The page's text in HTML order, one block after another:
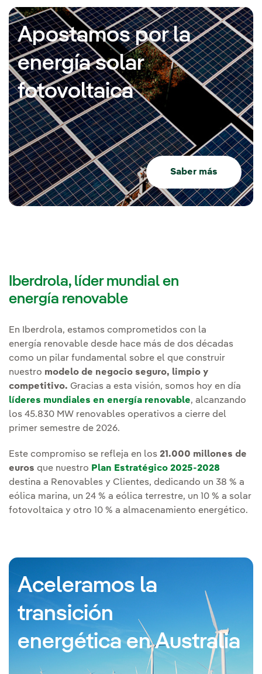
Apostamos por la
energía solar
fotovoltaica
Saber más
Iberdrola, líder mundial en
energía renovable
En Iberdrola, estamos comprometidos con la
energía renovable desde hace más de dos décadas
como un pilar fundamental sobre el que construir
nuestro modelo de negocio seguro, limpio y
competitivo. Gracias a esta visión, somos hoy en día
líderes mundiales en energía renovable, alcanzando
los 45.830 MW renovables operativos a cierre del
primer semestre de 2026.
Este compromiso se refleja en los 21.000 millones de
euros que nuestro Plan Estratégico 2025-2028
destina a Renovables y Clientes, dedicando un 38 % a
eólica marina, un 24 % a eólica terrestre, un 10 % a solar
fotovoltaica y otro 10 % a almacenamiento energético.
Aceleramos la
transición
energética en Australia